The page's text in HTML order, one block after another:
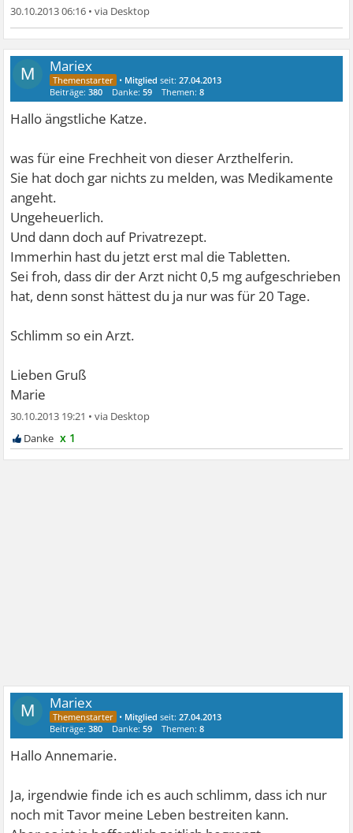
30.10.2013 06:16 •
M Mariex
• Mitglied seit:27.04.2013
Beiträge:380 Danke:59 Themen:8
Hallo ängstliche Katze.
was für eine Frechheit von dieser Arzthelferin.
Sie hat doch gar nichts zu melden, was Medikamente
angeht.
Ungeheuerlich.
Und dann doch auf Privatrezept.
Immerhin hast du jetzt erst mal die Tabletten.
Sei froh, dass dir der Arzt nicht 0,5 mg aufgeschrieben
hat, denn sonst hättest du ja nur was für 20 Tage.
Schlimm so ein Arzt.
Lieben Gruß
Marie
30.10.2013 19:21 •
x 1
M Mariex
• Mitglied seit:27.04.2013
Beiträge:380 Danke:59 Themen:8
Hallo Annemarie.
Ja, irgendwie finde ich es auch schlimm, dass ich nur
noch mit Tavor meine Leben bestreiten kann.